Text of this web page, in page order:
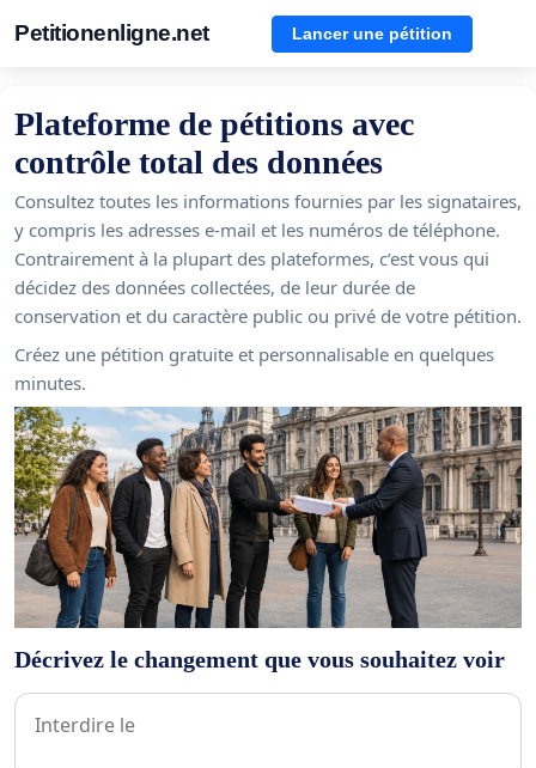
Petitionenligne.net Lancer une pétition
Plateforme de pétitions avec
contrôle total des données
Consultez toutes les informations fournies par les signataires,
y compris les adresses e-mail et les numéros de téléphone.
Contrairement à la plupart des plateformes, c’est vous qui
décidez des données collectées, de leur durée de
conservation et du caractère public ou privé de votre pétition.
Créez une pétition gratuite et personnalisable en quelques
minutes.
Décrivez le changement que vous souhaitez voir